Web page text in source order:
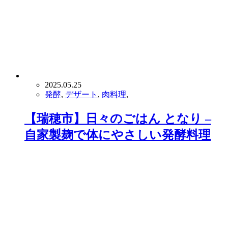
2025.05.25
発酵, デザート , 肉料理,
【瑞穂市】日々のごはん となり –
自家製麹で体にやさしい発酵料理